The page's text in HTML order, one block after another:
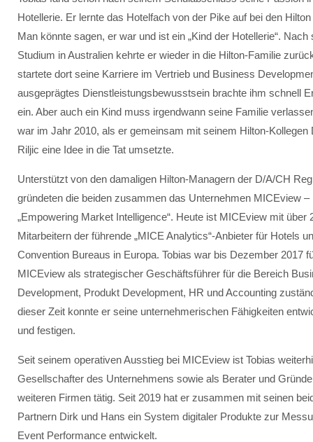
Hotellerie. Er lernte das Hotelfach von der Pike auf bei den
Man könnte sagen, er war und ist ein „Kind der Hotellerie“. Nach
Studium in Australien kehrte er wieder in die Hilton-Familie
startete dort seine Karriere im Vertrieb und Business
ausgeprägtes Dienstleistungsbewusstsein brachte ihm schnell
ein. Aber auch ein Kind muss irgendwann seine Familie
war im Jahr 2010, als er gemeinsam mit seinem Hilton-Kollegen
Riljic eine Idee in die Tat umsetzte.
Unterstützt von den damaligen Hilton-Managern der D/A/CH
gründeten die beiden zusammen das Unternehmen MICEview –
„Empowering Market Intelligence“. Heute ist MICEview mit über
Mitarbeitern der führende „MICE Analytics“-Anbieter für Hotels
Convention Bureaus in Europa. Tobias war bis Dezember 2017
MICEview als strategischer Geschäftsführer für die Bereich
Development, Produkt Development, HR und Accounting
dieser Zeit konnte er seine unternehmerischen Fähigkeiten
und festigen.
Seit seinem operativen Ausstieg bei MICEview ist Tobias
Gesellschafter des Unternehmens sowie als Berater und
weiteren Firmen tätig. Seit 2019 hat er zusammen mit seinen
Partnern Dirk und Hans ein System digitaler Produkte zur
Event Performance entwickelt.